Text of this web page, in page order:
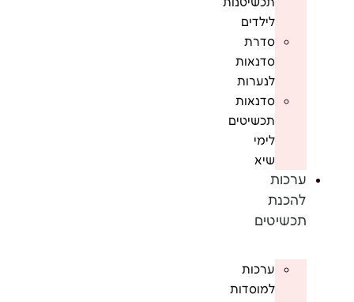
תכשיטנות
לילדים
סדרת
סדנאות
לנערות
סדנאות
תכשיטים
לימי
שיא
ערכות
להכנת
תכשיטים
ערכות
למוסדות